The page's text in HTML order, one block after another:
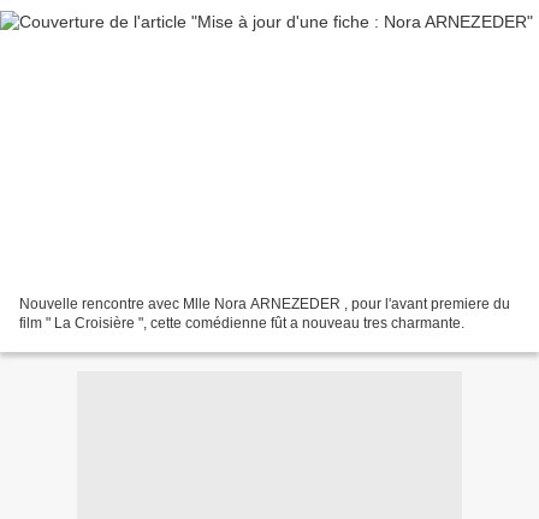
Nouvelle rencontre avec Mlle Nora ARNEZEDER , pour l'avant premiere du
film " La Croisière ", cette comédienne fût a nouveau tres charmante.